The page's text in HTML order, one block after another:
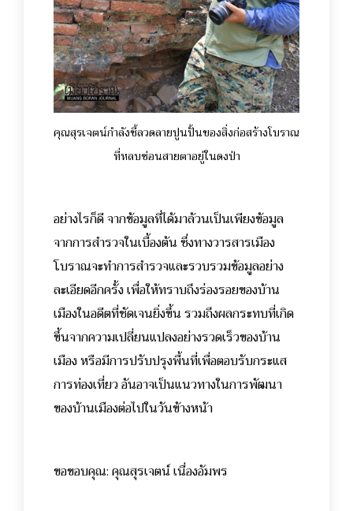
คุณสุรเจตน์กำลังชี้ลวดลายปูนปั้นของสิ่งก่อสร้างโบราณ
ที่หลบซ่อนสายตาอยู่ในดงป่า
อย่างไรก็ดี จากข้อมูลที่ได้มาล้วนเป็นเพียงข้อมูล
จากการสำรวจในเบื้องต้น ซึ่งทางวารสารเมือง
โบราณจะทำการสำรวจและรวบรวมข้อมูลอย่าง
ละเอียดอีกครั้ง เพื่อให้ทราบถึงร่องรอยของบ้าน
เมืองในอดีตที่ชัดเจนยิ่งขึ้น รวมถึงผลกระทบที่เกิด
ขึ้นจากความเปลี่ยนแปลงอย่างรวดเร็วของบ้าน
เมือง หรือมีการปรับปรุงพื้นที่เพื่อตอบรับกระแส
การท่องเที่ยว อันอาจเป็นแนวทางในการพัฒนา
ของบ้านเมืองต่อไปในวันข้างหน้า
ขอขอบคุณ:คุณสุรเจตน์ เนื่องอัมพร